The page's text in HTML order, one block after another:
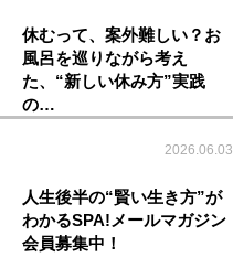
休むって、案外難しい？お
風呂を巡りながら考え
た、“新しい休み方”実践
の…
2026.06.03
人生後半の“賢い生き方”が
わかるSPA!メールマガジン
会員募集中！